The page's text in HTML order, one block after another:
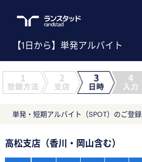
【1日から】単発アルバイト
単発・短期アルバイト（SPOT）のご登録
高松支店（香川・岡山含む）